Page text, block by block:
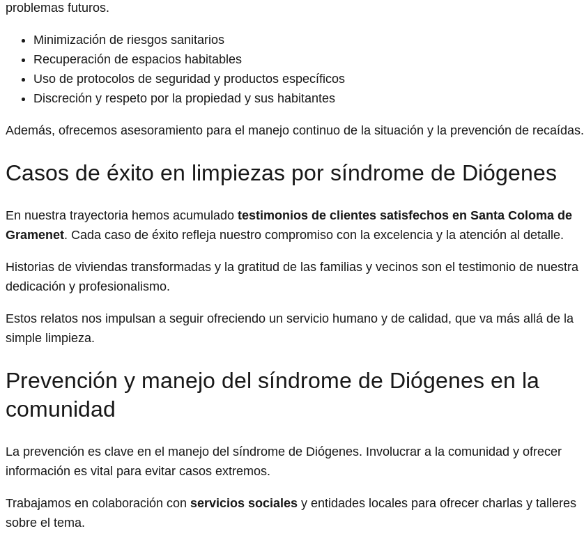
problemas futuros.
Minimización de riesgos sanitarios
Recuperación de espacios habitables
Uso de protocolos de seguridad y productos específicos
Discreción y respeto por la propiedad y sus habitantes
Además, ofrecemos asesoramiento para el manejo continuo de la situación y la prevención de recaídas.
Casos de éxito en limpiezas por síndrome de Diógenes
En nuestra trayectoria hemos acumulado testimonios de clientes satisfechos en Santa Coloma de
Gramenet. Cada caso de éxito refleja nuestro compromiso con la excelencia y la atención al detalle.
Historias de viviendas transformadas y la gratitud de las familias y vecinos son el testimonio de nuestra
dedicación y profesionalismo.
Estos relatos nos impulsan a seguir ofreciendo un servicio humano y de calidad, que va más allá de la
simple limpieza.
Prevención y manejo del síndrome de Diógenes en la
comunidad
La prevención es clave en el manejo del síndrome de Diógenes. Involucrar a la comunidad y ofrecer
información es vital para evitar casos extremos.
Trabajamos en colaboración con servicios sociales y entidades locales para ofrecer charlas y talleres
sobre el tema.